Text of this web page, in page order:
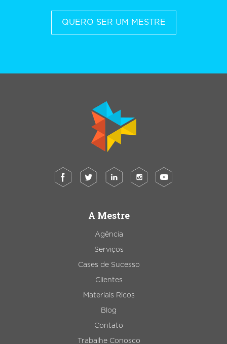
QUERO SER UM MESTRE
A Mestre
Agência
Serviços
Cases de Sucesso
Clientes
Materiais Ricos
Blog
Contato
Trabalhe Conosco